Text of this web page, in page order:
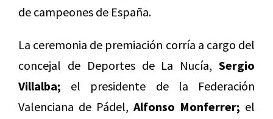
de campeones de España.
La ceremonia de premiación corría a cargo del
concejal de Deportes de La Nucía, Sergio
Villalba; el presidente de la Federación
Valenciana de Pádel, Alfonso Monferrer; el